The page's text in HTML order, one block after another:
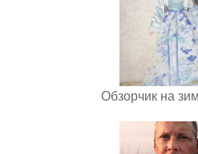
Обзорчик на